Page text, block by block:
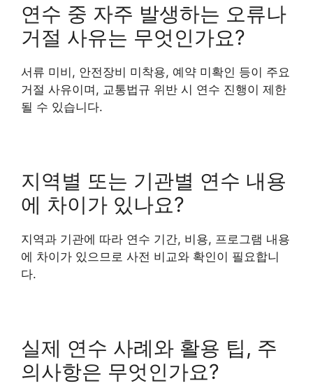
연수 중 자주 발생하는 오류나
거절 사유는 무엇인가요?
서류 미비, 안전장비 미착용, 예약 미확인 등이 주요
거절 사유이며, 교통법규 위반 시 연수 진행이 제한
될 수 있습니다.
지역별 또는 기관별 연수 내용
에 차이가 있나요?
지역과 기관에 따라 연수 기간, 비용, 프로그램 내용
에 차이가 있으므로 사전 비교와 확인이 필요합니
다.
실제 연수 사례와 활용 팁, 주
의사항은 무엇인가요?